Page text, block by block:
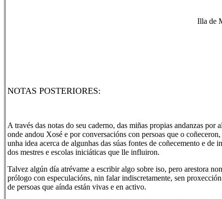
Illa de
NOTAS POSTERIORES:
A través das notas do seu caderno, das miñas propias andanzas por
onde andou Xosé e por conversacións con persoas que o
unha idea acerca de algunhas das súas fontes de coñecemento e de
dos mestres e escolas iniciáticas que lle influiron.
Talvez algún día atrévame a escribir algo sobre iso, pero arestora
prólogo con especulacións, nin falar indiscretamente, sen
de persoas que aínda están vivas e en activo.